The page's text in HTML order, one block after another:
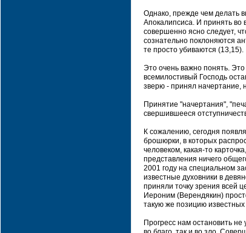
Однако, прежде чем делать
Апокалипсиса. И принять во
совершенно ясно следует,
сознательно поклоняются
те просто убиваются (13,15).
Это очень важно понять.
всемилостивый Господь
зверю - принял начертание,
Принятие "начертания",
свершившееся
К сожалению, сегодня
брошюрки, в которых
человеком, какая-то
представления ничего
2001 году на специальном
известные духовники в
приняли точку зрения всей
Иероним (Верендякин)
такую же позицию
Прогресс нам остановить